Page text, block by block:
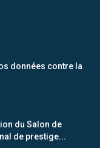
données contre la
du Salon de
de prestige...